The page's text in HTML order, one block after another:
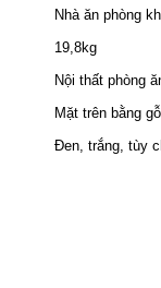
Nhà ăn phòng
19,8kg
Nội thất phòng
Mặt trên bằng
Đen, trắng, tùy